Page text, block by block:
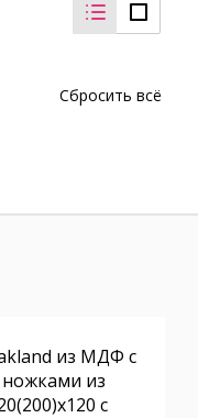
Сбросить всё
из МДФ с
из
с